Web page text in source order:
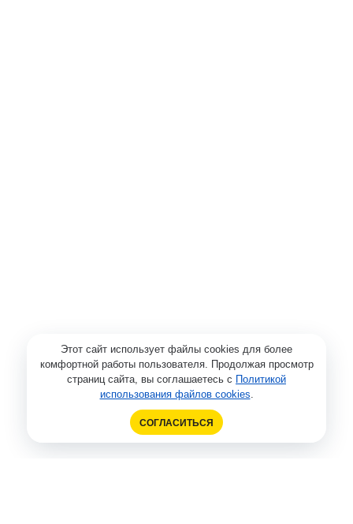
Этот сайт использует файлы cookies для более
комфортной работы пользователя. Продолжая просмотр
страниц сайта, вы соглашаетесь с Политикой
использования файлов cookies.
СОГЛАСИТЬСЯ